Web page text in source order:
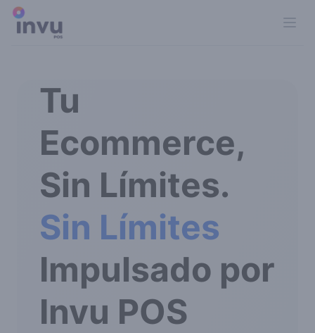
Tu
Ecommerce,
Sin Límites.
Sin Límites
Impulsado por
Invu POS